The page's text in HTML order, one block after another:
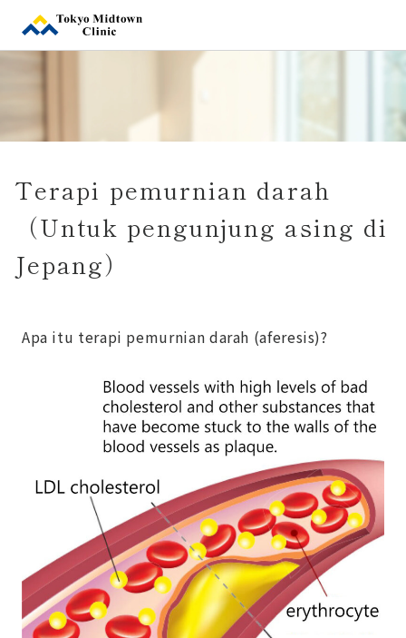
Terapi pemurnian darah
（Untuk pengunjung asing di
Jepang）
Apa itu terapi pemurnian darah (aferesis)?